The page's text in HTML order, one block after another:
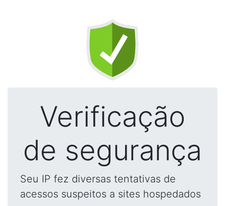
Verificação
de segurança
Seu IP fez diversas tentativas de
acessos suspeitos a sites hospedados